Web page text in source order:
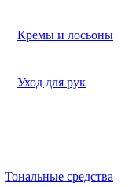
Кремы и лосьоны
Уход для рук
Тональные средства